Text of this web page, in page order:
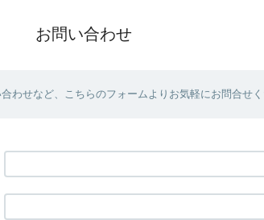
お問い合わせ
わせなど、こちらのフォームよりお気軽にお問合せ